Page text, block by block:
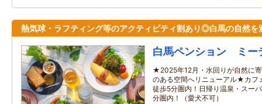
熱気球・ラフティング等のアクティビティ割あり◎白馬の自然を
白馬ペンション ミー
★2025年12月・水回りが自然に
のある空間へリニューアル★カフ
徒歩5分圏内！日帰り温泉・スー
分圏内！（愛犬不可）